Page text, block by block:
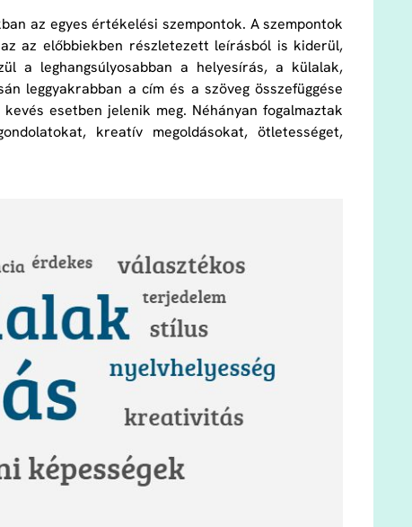
az egyes értékelési szempontok. A szempontok
az előbbiekben részletezett leírásból is kiderül,
a leghangsúlyosabban a helyesírás, a külalak,
leggyakrabban a cím és a szöveg összefüggése
esetben jelenik meg. Néhányan fogalmaztak
kreatív megoldásokat, ötletességet,